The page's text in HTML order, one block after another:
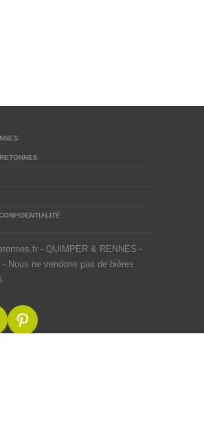
- QUIMPER & RENNES -
- Nous ne vendons pas de bières
Instagram
Pinterest